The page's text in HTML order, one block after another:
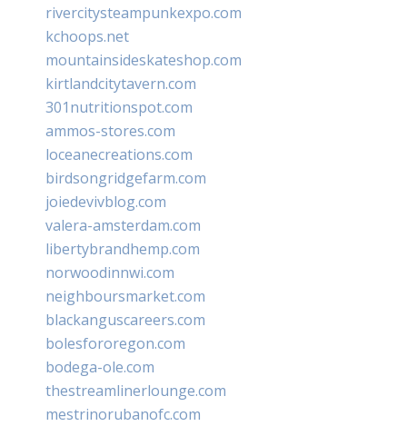
rivercitysteampunkexpo.com
kchoops.net
mountainsideskateshop.com
kirtlandcitytavern.com
301nutritionspot.com
ammos-stores.com
loceanecreations.com
birdsongridgefarm.com
joiedevivblog.com
valera-amsterdam.com
libertybrandhemp.com
norwoodinnwi.com
neighboursmarket.com
blackanguscareers.com
bolesfororegon.com
bodega-ole.com
thestreamlinerlounge.com
mestrinorubanofc.com